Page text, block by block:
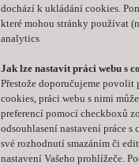
dochází k ukládání cookies.
které mohou stránky používat
analytics
Jak lze nastavit práci webu s
Přestože doporučujeme povolit
cookies, práci webu s nimi
preferencí pomocí checkboxů
odsouhlasení nastavení práce s
své rozhodnutí smazáním či
nastavení Vašeho prohlížeče.